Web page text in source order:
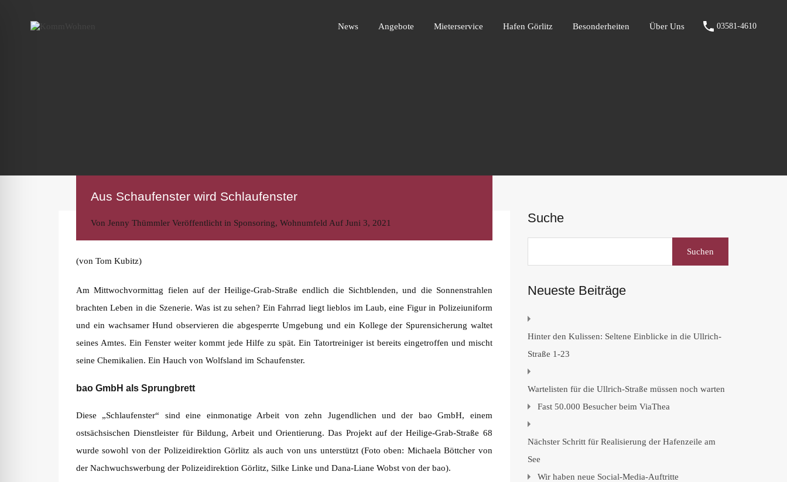
Angebote Mieterservice Hafen Görlitz Besonderheiten Über Uns 03581-4610
News Angebote Mieterservice Hafen Görlitz Besonderheiten Über Uns 03581-4610
Aus Schaufenster wird Schlaufenster
Von Jenny Thümmler Veröffentlicht in Sponsoring, Wohnumfeld Auf Juni 3, 2021
(von Tom Kubitz)
Am Mittwochvormittag fielen auf der Heilige-Grab-Straße endlich die Sichtblenden, und die Sonnenstrahlen
brachten Leben in die Szenerie. Was ist zu sehen? Ein Fahrrad liegt lieblos im Laub, eine Figur in Polizeiuniform
und ein wachsamer Hund observieren die abgesperrte Umgebung und ein Kollege der Spurensicherung waltet
seines Amtes. Ein Fenster weiter kommt jede Hilfe zu spät. Ein Tatortreiniger ist bereits eingetroffen und mischt
seine Chemikalien. Ein Hauch von Wolfsland im Schaufenster.
bao GmbH als Sprungbrett
Diese „Schlaufenster“ sind eine einmonatige Arbeit von zehn Jugendlichen und der bao GmbH, einem
ostsächsischen Dienstleister für Bildung, Arbeit und Orientierung. Das Projekt auf der Heilige-Grab-Straße 68
wurde sowohl von der Polizeidirektion Görlitz als auch von uns unterstützt (Foto oben: Michaela Böttcher von
der Nachwuchswerbung der Polizeidirektion Görlitz, Silke Linke und Dana-Liane Wobst von der bao).
Suche
nach:
Neueste Beiträge
Hinter den Kulissen: Seltene Einblicke in die Ullrich-
Straße 1-23
Wartelisten für die Ullrich-Straße müssen noch warten
Fast 50.000 Besucher beim ViaThea
Nächster Schritt für Realisierung der Hafenzeile am
See
Wir haben neue Social-Media-Auftritte